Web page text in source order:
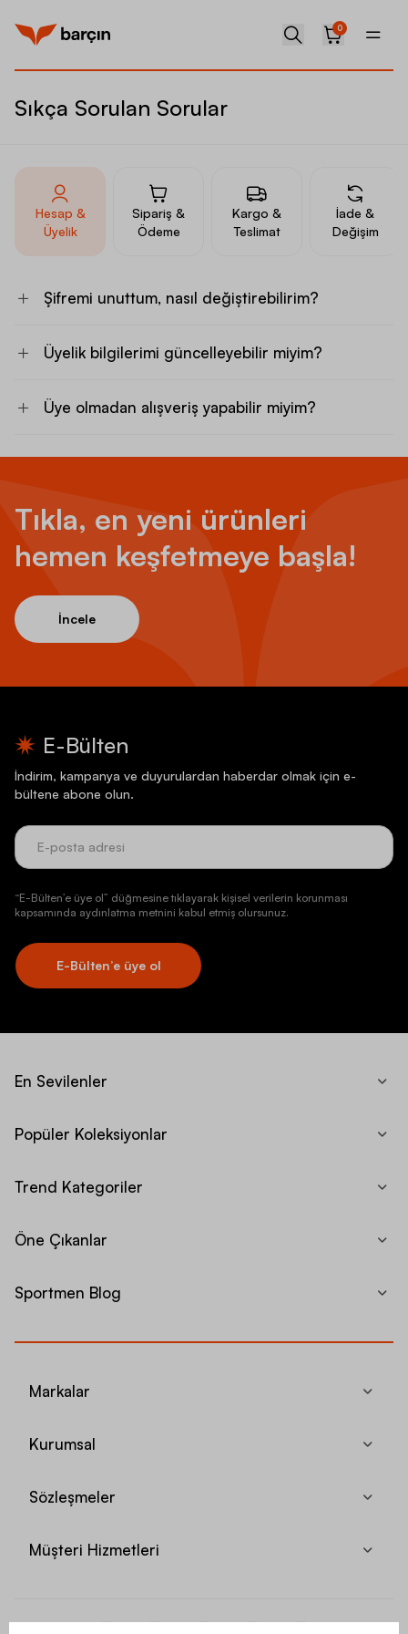
0
Sıkça Sorulan Sorular
Hesap &
Üyelik
Sipariş &
Ödeme
Kargo &
Teslimat
İade &
Değişim
Şifremi unuttum, nasıl değiştirebilirim?
Üyelik bilgilerimi güncelleyebilir miyim?
Üye olmadan alışveriş yapabilir miyim?
Tıkla, en yeni ürünleri
hemen keşfetmeye başla!
İncele
E-Bülten
İndirim, kampanya ve duyurulardan haberdar olmak için e-
bültene abone olun.
“E-Bülten’e üye ol” düğmesine tıklayarak kişisel verilerin korunması
kapsamında aydınlatma metnini kabul etmiş olursunuz.
E-Bülten’e üye ol
En Sevilenler
Popüler Koleksiyonlar
Trend Kategoriler
Öne Çıkanlar
Sportmen Blog
Markalar
Kurumsal
Sözleşmeler
Müşteri Hizmetleri